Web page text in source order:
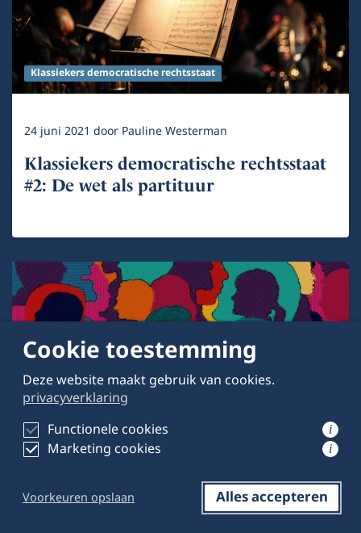
Opslaan Delen op LinkedIn Reageren
Klassiekers democratische rechtsstaat
24 juni 2021 door Pauline Westerman
Klassiekers democratische rechtsstaat
#2: De wet als partituur
Klassiekers democratische rechtsstaat
Klassiekers democratische rechtsstaat
Cookie toestemming
Deze website maakt gebruik van cookies.
privacyverklaring
Functionele cookies
i
Marketing cookies i
Voorkeuren opslaan Alles accepteren